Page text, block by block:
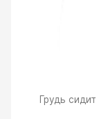
Грудь